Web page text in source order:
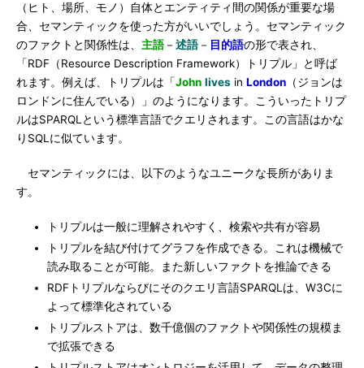
（ヒト、場所、モノ）自体とエンティティ間の関係が重要な場
合、セマンティックを使った方がいいでしょう。セマンティック
のファクトと関係性は、 主語 － 述語 － 目的語の形で表され、
「RDF（Resource Description Framework）トリプル」と呼ば
れます。例えば、トリプルは「John lives in London （ジョンは
ロンドンに住んでいる）」のようになります。こういったトリプ
ルはSPARQLという標準言語でクエリされます。この言語はかな
りSQLに似ています。
セマンティックには、以下のようなユニークな長所がありま
す。
トリプルは一般に理解されやすく、検索や共有が容易
トリプルを結び付けてグラフを作成できる。これは機械で
読み取ることが可能。また新しいファクトを推論できる
RDFトリプルならびにそのクエリ言語SPARQLは、W3Cに
よって標準化されている
トリプルストアは、数千億個のファクトや関係性の規模ま
で拡張できる